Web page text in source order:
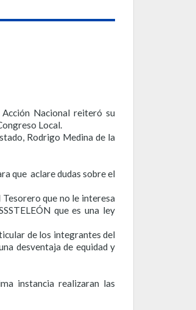
Nacional reiteró su
Local.
Rodrigo Medina de la
que aclare dudas sobre el
que no le interesa
que es una ley
de los integrantes del
desventaja de equidad y
instancia realizaran las